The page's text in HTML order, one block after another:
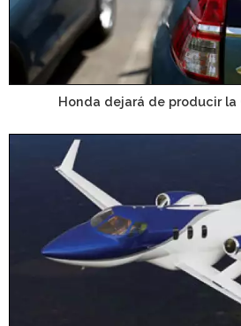
Honda dejará de producir la